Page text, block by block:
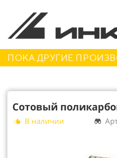
ПОКА ДРУГИЕ
Сотовый
В наличии